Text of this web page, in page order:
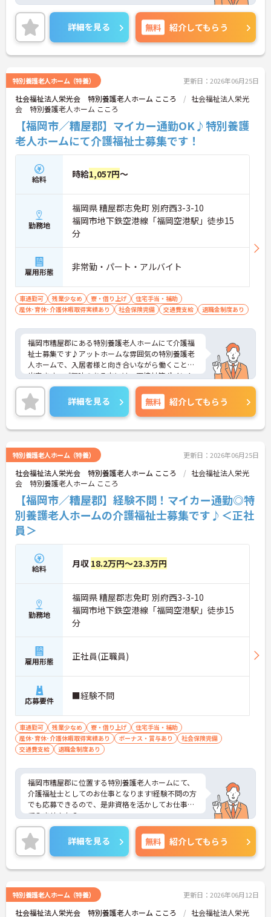
詳細を見る 無料 紹介してもらう
特別養護老人ホーム（特養） 更新日：2026年06月25日
社会福祉法人栄光会 特別養護老人ホーム こころ
社会福祉法人栄光
会 特別養護老人ホーム こころ
【福岡市／糟屋郡】マイカー通勤OK♪特別養護
老人ホームにて介護福祉士募集です！
給料 時給1,057円～
勤務地
福岡県 糟屋郡志免町 別府西3-3-10
福岡市地下鉄空港線「福岡空港駅」徒歩15
分
雇用形態 非常勤・パート・アルバイト
車通勤可 残業少なめ 寮・借り上げ
住宅手当・補助
産休･育休･介護休暇取得実績あり
社会保険完備 交通費支給 退職金制度あり
福岡市糟屋郡にある特別養護老人ホームにて介護福
祉士募集です♪アットホームな雰囲気の特別養護老
人ホームで、入居者様と向き合いながら働くことが
出来ます。ご興味のある方には、面接対策ポイント
など、さらに詳細をご案内しますのでお気軽にご相
談ください！詳細を見る 無料 紹介してもらう
特別養護老人ホーム（特養） 更新日：2026年06月25日
社会福祉法人栄光会 特別養護老人ホーム こころ
社会福祉法人栄光
会 特別養護老人ホーム こころ
【福岡市／糟屋郡】経験不問！マイカー通勤◎特
別養護老人ホームの介護福祉士募集です♪＜正社
員＞
給料 月収 18.2万円～23.3万円
勤務地
福岡県 糟屋郡志免町 別府西3-3-10
福岡市地下鉄空港線「福岡空港駅」徒歩15
分
雇用形態 正社員(正職員)
応募要件 ■経験不問
車通勤可 残業少なめ 寮・借り上げ
住宅手当・補助
産休･育休･介護休暇取得実績あり
ボーナス・賞与あり
社会保険完備
交通費支給
退職金制度あり
福岡市糟屋郡に位置する特別養護老人ホームにて、
介護福祉士としてのお仕事となります!経験不問の方
でも応募できるので、是非資格を活かしてお仕事し
てみませんか？
アットホームな雰囲気の特別養護老人ホームで、入
居者様と向き合いながら働くことが出来ます☆ご興
味ある方は面接ポイントをお伝えしますので、お気
軽にお問い合わせください♪
詳細を見る 無料 紹介してもらう
特別養護老人ホーム（特養） 更新日：2026年06月12日
社会福祉法人栄光会 特別養護老人ホーム こころ
社会福祉法人栄光